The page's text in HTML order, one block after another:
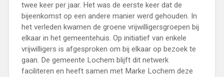
twee keer per jaar. Het was de eerste keer dat de
bijeenkomst op een andere manier werd gehouden. In
het verleden kwamen de groene vrijwilligersgroepen bij
elkaar in het gemeentehuis. Op initiatief van enkele
vrijwilligers is afgesproken om bij elkaar op bezoek te
gaan. De gemeente Lochem blijft dit netwerk
faciliteren en heeft samen met Marke Lochem deze